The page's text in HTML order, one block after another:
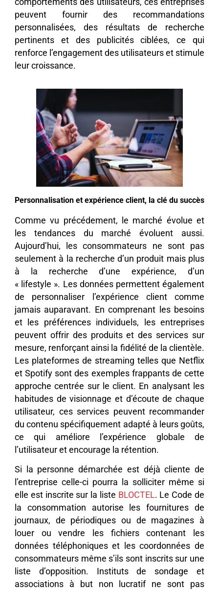
peuvent fournir des recommandations
personnalisées, des résultats de recherche
pertinents et des publicités ciblées, ce qui
renforce l’engagement des utilisateurs et stimule
leur croissance.
Personnalisation et expérience client, la clé du succès
Comme vu précédement, le marché évolue et
les tendances du marché évoluent aussi.
Aujourd’hui, les consommateurs ne sont pas
seulement à la recherche d’un produit mais plus
à la recherche d’une expérience, d’un
« lifestyle ». Les données permettent également
de personnaliser l’expérience client comme
jamais auparavant. En comprenant les besoins
et les préférences individuels, les entreprises
peuvent offrir des produits et des services sur
mesure, renforçant ainsi la fidélité de la clientèle.
Les plateformes de streaming telles que Netflix
et Spotify sont des exemples frappants de cette
approche centrée sur le client. En analysant les
habitudes de visionnage et d’écoute de chaque
utilisateur, ces services peuvent recommander
du contenu spécifiquement adapté à leurs goûts,
ce qui améliore l’expérience globale de
l’utilisateur et encourage la rétention.
Si la personne démarchée est déjà cliente de
l’entreprise celle-ci pourra la solliciter même si
elle est inscrite sur la liste BLOCTEL. Le Code de
la consommation autorise les fournitures de
journaux, de périodiques ou de magazines à
louer ou vendre les fichiers contenant les
données téléphoniques et les coordonnées de
consommateurs même s’ils sont inscrits sur une
liste d’opposition. Instituts de sondage et
associations à but non lucratif ne sont pas